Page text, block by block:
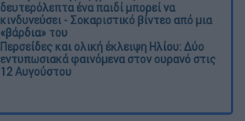
δευτερόλεπτα ένα παιδί μπορεί να
κινδυνεύσει - Σοκαριστικό βίντεο από μια
«βάρδια» του
Περσείδες και ολική έκλειψη Ηλίου: Δύο
εντυπωσιακά φαινόμενα στον ουρανό στις
12 Αυγούστου